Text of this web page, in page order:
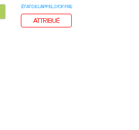
ÉTAT DE L’APPEL D’OFFRE
ATTRIBUÉ